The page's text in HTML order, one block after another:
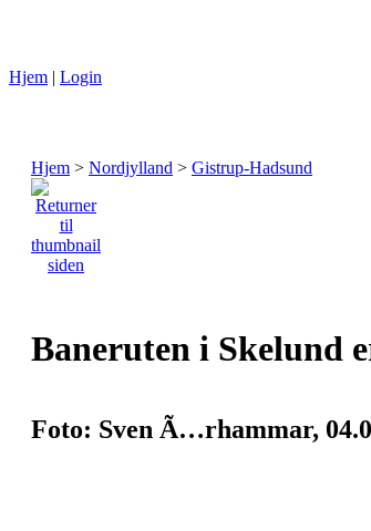
Hjem | Login
Hjem > Nordjylland > Gistrup-Hadsund
Baneruten i Skelund
Foto: Sven Ã…rhammar,